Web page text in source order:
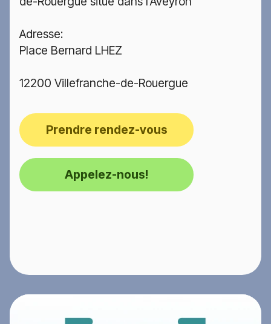
Adresse:
Place Bernard LHEZ
12200 Villefranche-de-Rouergue
Prendre rendez-vous
Appelez-nous!